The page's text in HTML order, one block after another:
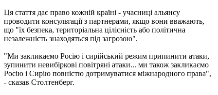
Ця стаття дає право кожній країні - учасниці альянсу
проводити консультації з партнерами, якщо вони вважають,
що "їх безпека, територіальна цілісність або політична
незалежність знаходяться під загрозою".
"Ми закликаємо Росію і сирійський режим припинити атаки,
зупинити невибіркові повітряні атаки... ми також закликаємо
Росію і Сирію повністю дотримуватися міжнародного права",
- сказав Столтенберг.